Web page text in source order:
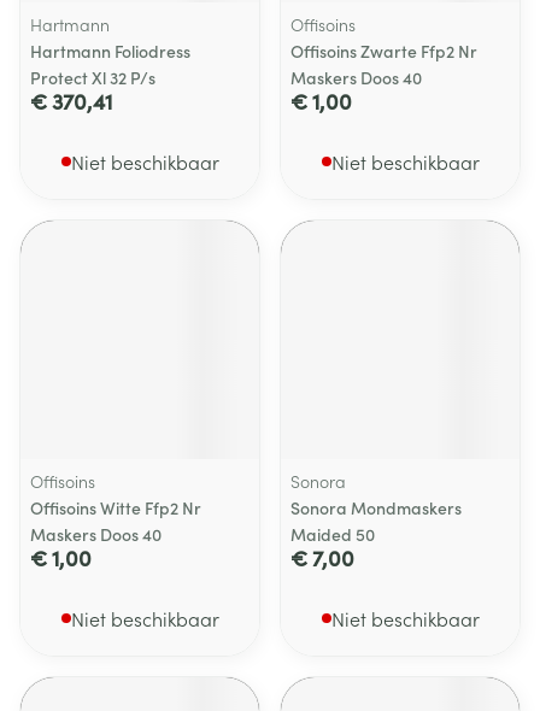
Hartmann
Hartmann Foliodress
Protect Xl 32 P/s
€ 370,41
Niet beschikbaar
Offisoins
Offisoins Zwarte Ffp2 Nr
Maskers Doos 40
€ 1,00
Niet beschikbaar
Offisoins
Offisoins Witte Ffp2 Nr
Maskers Doos 40
€ 1,00
Niet beschikbaar
Sonora
Sonora Mondmaskers
Maided 50
€ 7,00
Niet beschikbaar